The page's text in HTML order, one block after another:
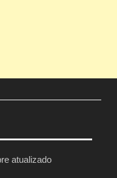
atualizado